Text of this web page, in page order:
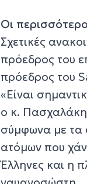
Οι
Σχετικές
πρόεδρος του
πρόεδρος του
«Είναι
ο κ.
σύμφωνα με τα
ατόμων που
Έλληνες και η